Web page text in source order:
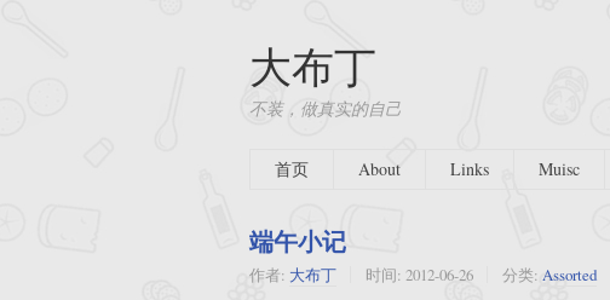
大布丁
不装，做真实的自己
首页
About Links Muisc
端午小记
作者: 大布丁 时间: 2012-06-26 分类: Assorted